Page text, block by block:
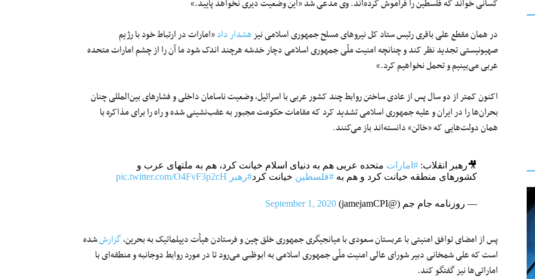
کسانی خواند که فلسطین را فراموش کرده‌اند. وی مدعی شد «این وضعیت دیری نخواهد پایید.»
در همان مقطع علی باقری رئیس ستاد کل نیروهای مسلح جمهوری اسلامی نیزهشدار داد«امارات در ارتباط خود با رژیم
صهیونیستی تجدید نظر کند و چنانچه امنیت ملّی جمهوری اسلامی دچار خدشه هرچند اندک شود ما آن را از چشم امارات متحده
عربی می‌بینیم و تحمل نخواهیم کرد.»
اکنون کمتر از دو سال پس از عادی‌ ساختن روابط چند کشور عربی با اسرائیل، وضعیت ناسامان داخلی و فشارهای بین‌المللی چنان
بحران‌ها را در ایران و علیه جمهوری اسلامی تشدید کرد که مقامات حکومت مجبور به عقب‌نشینی شده و راه را برای مذاکره با
همان‌ دولت‌هایی که «خائن» دانسته‌اند باز می‌کنند.
🎥رهبر انقلاب: #امارات متحده عربی هم به دنیای اسلام خیانت کرد، هم به ملتهای عرب و
کشورهای منطقه خیانت کرد و هم به #فلسطین خیانت کرد#رهبر pic.twitter.com/O4FvF3p2cH
— روزنامه جام جم (@jamejamCPI) September 1, 2020
پس از امضای توافق امنیتی با عربستان سعودی با میانجیگری جمهوری خلق چین و فرستادن هیأت دیپلماتیک به بحرین،گزارششده
است که علی شمخانی دبیر شورای‌ عالی امنیت ملّی جمهوری اسلامی به ابوظبی می‌رود تا در مورد روابط دوجانبه و منطقه‌ای با
اماراتی‌ها نیز گفتگو کند.